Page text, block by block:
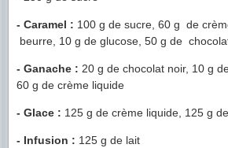
- Caramel : 100 g de sucre, 60 g de
beurre, 10 g de glucose, 50 g de
- Ganache : 20 g de chocolat noir, 10 g
60 g de crème liquide
- Glace : 125 g de crème liquide, 125 g
- Infusion : 125 g de lait